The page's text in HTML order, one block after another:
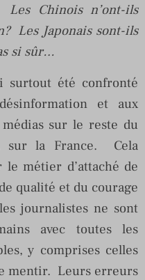
Chinois n’ont-ils
Les Japonais sont-ils
si sûr…
surtout été confronté
et aux
sur le reste du
sur la France. Cela
métier d’attaché de
qualité et du courage
journalistes ne sont
avec toutes les
y comprises celles
mentir. Leurs erreurs